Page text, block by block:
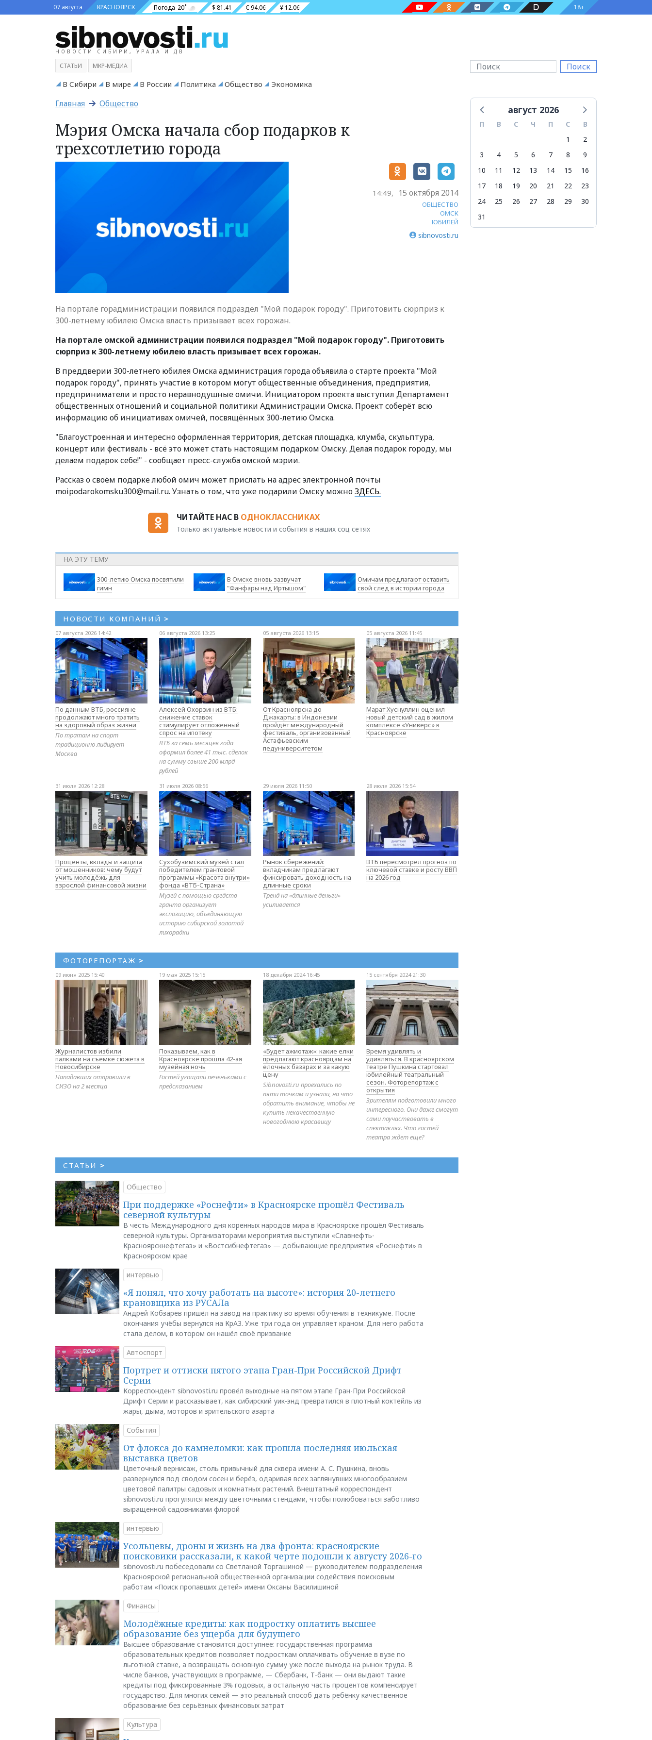
07 августа КРАСНОЯРСК Погода 20˚ $ 81.41 € 94.06 ¥ 12.06 18+
НОВОСТИ СИБИРИ, УРАЛА И ДВ
Поиск
СТАТЬИ МКР-МЕДИА
В Сибири В мире В России Политика Общество Экономика
Главная Общество
Мэрия Омска начала сбор подарков к
трехсотлетию города
14:49, 15 октября 2014
ОБЩЕСТВО
ОМСК
ЮБИЛЕЙ
sibnovosti.ru
На портале горадминистрации появился подраздел "Мой подарок городу". Приготовить сюрприз к
300-летнему юбилею Омска власть призывает всех горожан.
На портале омской администрации появился подраздел "Мой подарок городу". Приготовить
сюрприз к 300-летнему юбилею власть призывает всех горожан.
В преддверии 300-летнего юбилея Омска администрация города объявила о старте проекта "Мой
подарок городу", принять участие в котором могут общественные объединения, предприятия,
предприниматели и просто неравнодушные омичи. Инициатором проекта выступил Департамент
общественных отношений и социальной политики Администрации Омска. Проект соберёт всю
информацию об инициативах омичей, посвящённых 300-летию Омска.
"Благоустроенная и интересно оформленная территория, детская площадка, клумба, скульптура,
концерт или фестиваль - всё это может стать настоящим подарком Омску. Делая подарок городу, мы
делаем подарок себе!" - сообщает пресс-служба омской мэрии.
Рассказ о своём подарке любой омич может прислать на адрес электронной почты
moipodarokomsku300@mail.ru. Узнать о том, что уже подарили Омску можноЗДЕСЬ.
ЧИТАЙТЕ НАС В ОДНОКЛАССНИКАХ
Только актуальные новости и события в наших соц сетях
НА ЭТУ ТЕМУ
300-летию Омска посвятили
гимн
В Омске вновь зазвучат
"Фанфары над Иртышом"
Омичам предлагают оставить
свой след в истории города
НОВОСТИ КОМПАНИЙ >
07 августа 2026 14:42
По данным ВТБ, россияне
продолжают много тратить
на здоровый образ жизни
По тратам на спорт
традиционно лидирует
Москва
06 августа 2026 13:25
Алексей Охорзин из ВТБ:
снижение ставок
стимулирует отложенный
спрос на ипотеку
ВТБ за семь месяцев года
оформил более 41 тыс. сделок
на сумму свыше 200 млрд
рублей
05 августа 2026 13:15
От Красноярска до
Джакарты: в Индонезии
пройдёт международный
фестиваль, организованный
Астафьевским
педуниверситетом
05 августа 2026 11:45
Марат Хуснуллин оценил
новый детский сад в жилом
комплексе «Универс» в
Красноярске
31 июля 2026 12:28
Проценты, вклады и защита
от мошенников: чему будут
учить молодёжь для
взрослой финансовой жизни
31 июля 2026 08:56
Сухобузимский музей стал
победителем грантовой
программы «Красота внутри»
фонда «ВТБ-Страна»
Музей с помощью средств
гранта организует
экспозицию, объединяющую
историю сибирской золотой
лихорадки
29 июля 2026 11:50
Рынок сбережений:
вкладчикам предлагают
фиксировать доходность на
длинные сроки
Тренд на «длинные деньги»
усиливается
28 июля 2026 15:54
ВТБ пересмотрел прогноз по
ключевой ставке и росту ВВП
на 2026 год
ФОТОРЕПОРТАЖ >
09 июня 2025 15:40
Журналистов избили
палками на съемке сюжета в
Новосибирске
Нападавших отправили в
СИЗО на 2 месяца
19 мая 2025 15:15
Показываем, как в
Красноярске прошла 42-ая
музейная ночь
Гостей угощали печеньками с
предсказанием
18 декабря 2024 16:45
«Будет ажиотаж»: какие елки
предлагают красноярцам на
елочных базарах и за какую
цену
Sibnovosti.ru проехались по
пяти точкам и узнали, на что
обратить внимание, чтобы не
купить некачественную
новогоднюю красавицу
15 сентября 2024 21:30
Время удивлять и
удивляться. В красноярском
театре Пушкина стартовал
юбилейный театральный
сезон. Фоторепортаж с
открытия
Зрителям подготовили много
интересного. Они даже смогут
сами поучаствовать в
спектаклях. Что гостей
театра ждет еще?
СТАТЬИ >
Общество
При поддержке «Роснефти» в Красноярске прошёл Фестиваль
северной культуры
В честь Международного дня коренных народов мира в Красноярске прошёл Фестиваль
северной культуры. Организаторами мероприятия выступили «Славнефть-
Красноярскнефтегаз» и «Востсибнефтегаз» — добывающие предприятия «Роснефти» в
Красноярском крае
интервью
«Я понял, что хочу работать на высоте»: история 20-летнего
крановщика из РУСАЛа
Андрей Кобзарев пришёл на завод на практику во время обучения в техникуме. После
окончания учёбы вернулся на КрАЗ. Уже три года он управляет краном. Для него работа
стала делом, в котором он нашёл своё призвание
Автоспорт
Портрет и оттиски пятого этапа Гран-При Российской Дрифт
Серии
Корреспондент sibnovosti.ru провёл выходные на пятом этапе Гран-При Российской
Дрифт Серии и рассказывает, как сибирский уик-энд превратился в плотный коктейль из
жары, дыма, моторов и зрительского азарта
События
От флокса до камнеломки: как прошла последняя июльская
выставка цветов
Цветочный вернисаж, столь привычный для сквера имени А. С. Пушкина, вновь
развернулся под сводом сосен и берёз, одаривая всех заглянувших многообразием
цветовой палитры садовых и комнатных растений. Внештатный корреспондент
sibnovosti.ru прогулялся между цветочными стендами, чтобы полюбоваться заботливо
выращенной садовниками флорой
интервью
Усольцевы, дроны и жизнь на два фронта: красноярские
поисковики рассказали, к какой черте подошли к августу 2026-го
sibnovosti.ru побеседовали со Светланой Торгашиной — руководителем подразделения
Красноярской региональной общественной организации содействия поисковым
работам «Поиск пропавших детей» имени Оксаны Василишиной
Финансы
Молодёжные кредиты: как подростку оплатить высшее
образование без ущерба для будущего
Высшее образование становится доступнее: государственная программа
образовательных кредитов позволяет подросткам оплачивать обучение в вузе по
льготной ставке, а возвращать основную сумму уже после выхода на рынок труда. В
числе банков, участвующих в программе, — Сбербанк, Т-банк — они выдают такие
кредиты под фиксированные 3% годовых, а остальную часть процентов компенсирует
государство. Для многих семей — это реальный способ дать ребёнку качественное
образование без серьёзных финансовых затрат
Культура
август 2026
П В С Ч П С
В
1
2
3
4 5 6 7 8
9
10
11 12 13 14 15
16
17
18 19 20 21 22
23
24
25 26 27 28 29
30
31